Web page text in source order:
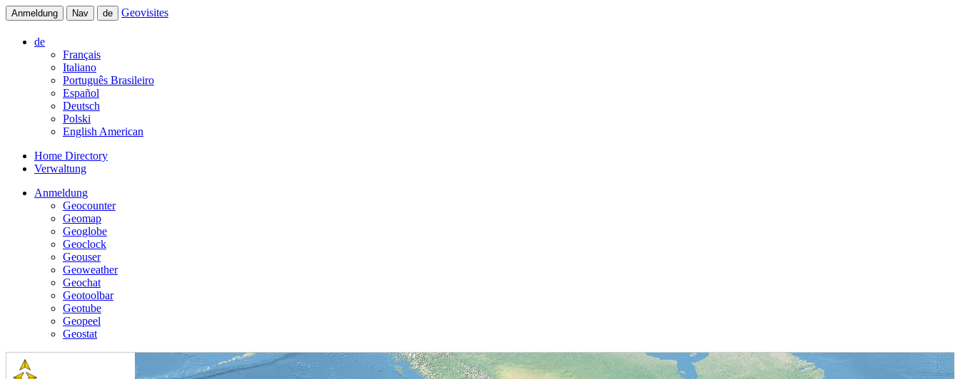
Anmeldung Nav de Geovisites
de
Français
Italiano
Português Brasileiro
Español
Deutsch
Polski
English American
Home Directory
Verwaltung
Anmeldung
Geocounter
Geomap
Geoglobe
Geoclock
Geouser
Geoweather
Geochat
Geotoolbar
Geotube
Geopeel
Geostat